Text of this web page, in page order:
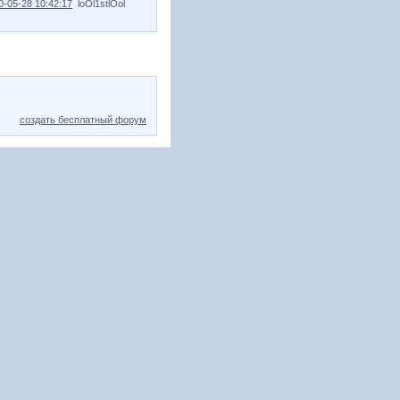
05-28 10:42:17 loOl1stlOol
создать бесплатный форум